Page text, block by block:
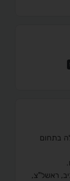
בתחום
ראשל"צ,